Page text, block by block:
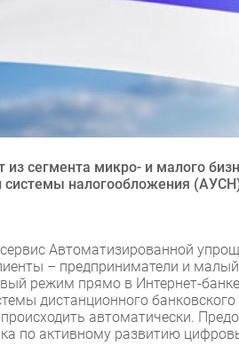
сегмента микро- и малого
налогообложения
Автоматизированной
– предприниматели и
режим прямо в Интернет-
дистанционного
автоматически.
по активному развитию